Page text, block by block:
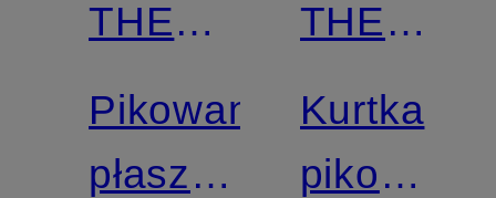
certyfikatem
THE
DUCK
Pikowany
płaszcz
certyfikatem
THE
DUCK
Kurtka
pikowana